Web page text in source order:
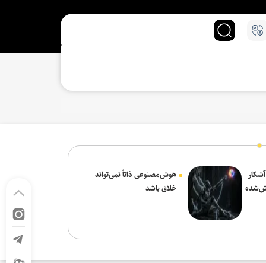
هوش‌مصنوعی ذاتاً نمی‌تواند
خلاق باشد